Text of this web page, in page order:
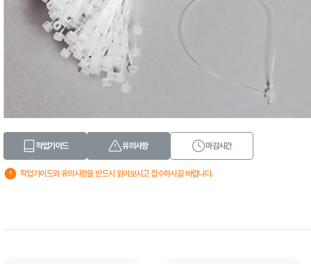
작업가이드 유의사항 마감시간
작업가이드와 유의사항을 반드시 읽어보시고 접수하시길 바랍니다.